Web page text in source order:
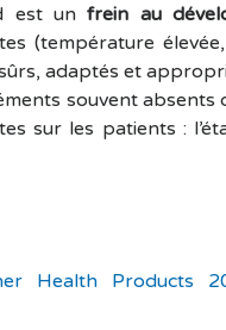
est unfrein au
(température
adaptés et
souvent absents
sur les patients :
Health Products